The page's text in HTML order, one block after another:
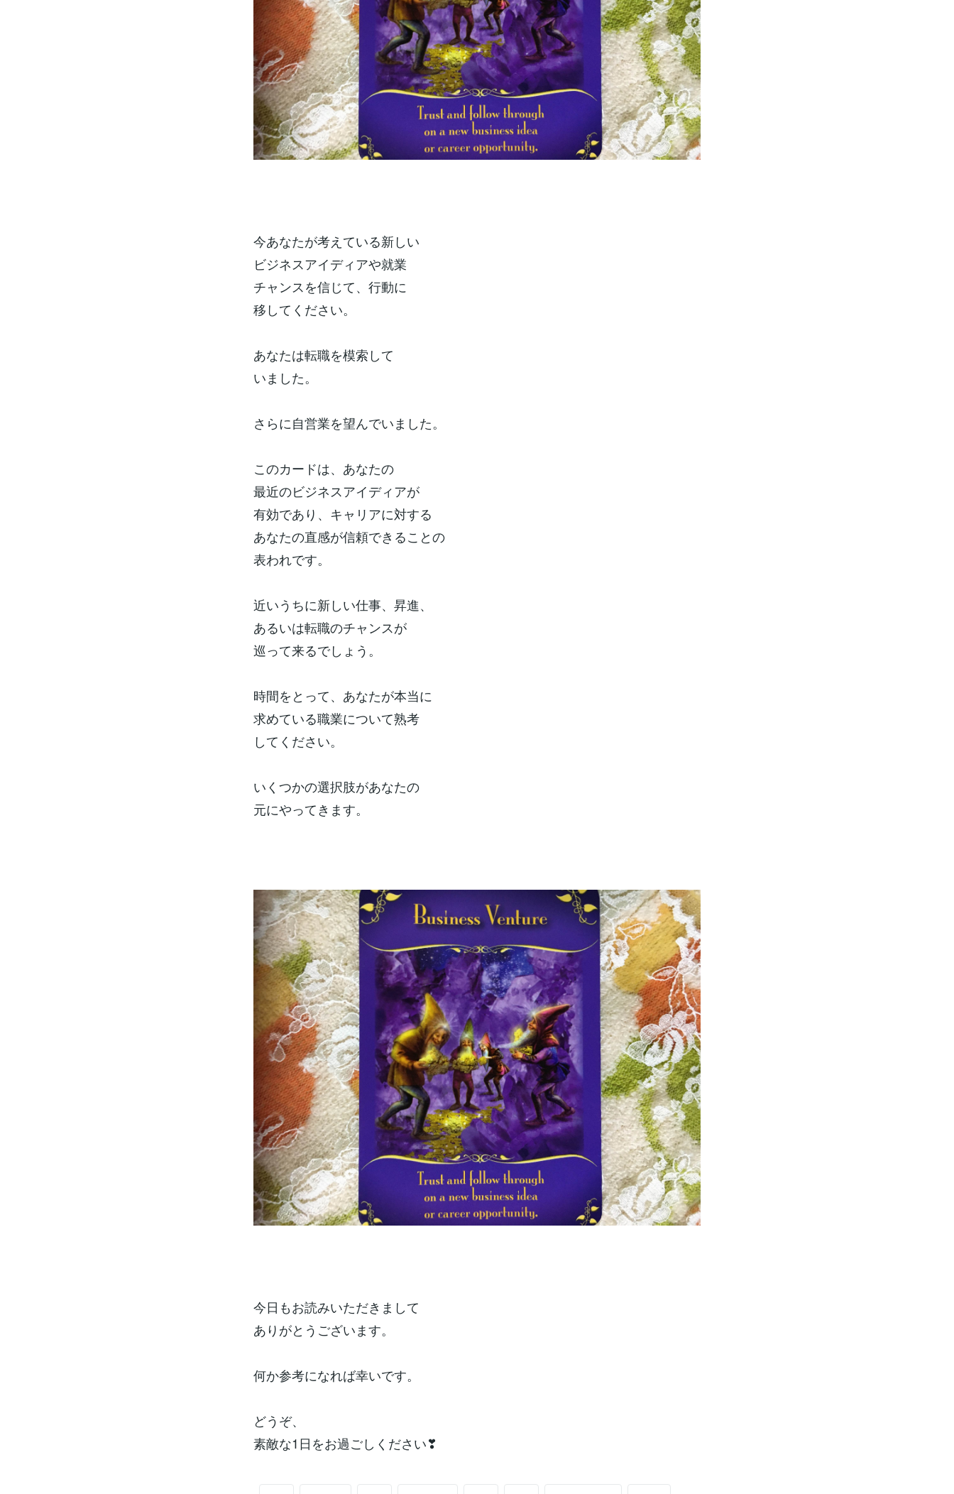
今あなたが考えている新しい
ビジネスアイディアや就業
チャンスを信じて、行動に
移してください。
あなたは転職を模索して
いました。
さらに自営業を望んでいました。
このカードは、あなたの
最近のビジネスアイディアが
有効であり、キャリアに対する
あなたの直感が信頼できることの
表われです。
近いうちに新しい仕事、昇進、
あるいは転職のチャンスが
巡って来るでしょう。
時間をとって、あなたが本当に
求めている職業について熟考
してください。
いくつかの選択肢があなたの
元にやってきます。
今日もお読みいただきまして
ありがとうございます。
何か参考になれば幸いです。
どうぞ、
素敵な1日をお過ごしください❣